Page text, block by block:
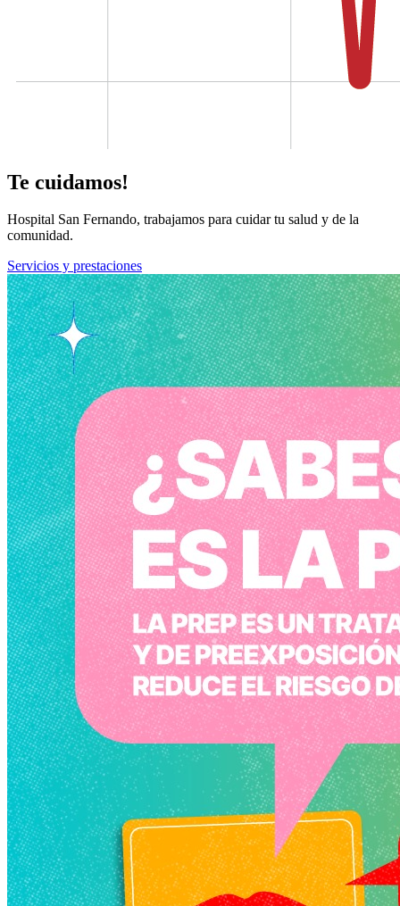
Te cuidamos!
Hospital San Fernando, trabajamos para cuidar tu salud y de la
comunidad.
Servicios y prestaciones